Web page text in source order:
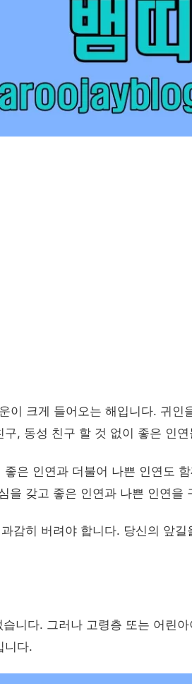
이 크게 들어오는 해입니다. 귀인
, 동성 친구 할 것 없이 좋은 인
은 인연과 더불어 나쁜 인연도
을 갖고 좋은 인연과 나쁜 인연을
감히 버려야 합니다. 당신의 앞
니다. 그러나 고령층 또는 어린
니다.